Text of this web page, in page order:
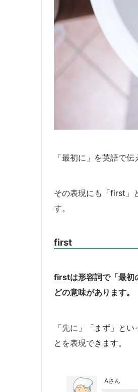
「最初に」を英語で
その表現にも「first」
す。
first
firstは形容詞で「最初
どの意味があります。
「先に」「まず」と
とを表現できます。
Aさん